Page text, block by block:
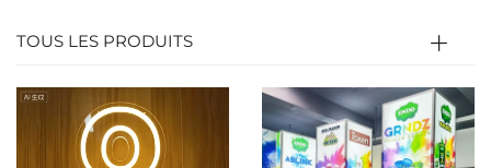
TOUS LES PRODUITS